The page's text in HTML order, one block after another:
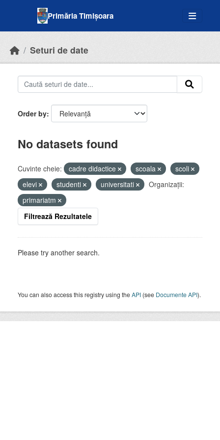
Primăria Timișoara
Seturi de date
Order by
No datasets found
Cuvinte cheie: cadre didactice scoala
scoli
elevi
studenti universitati
Organizații:
primariatm
Filtrează Rezultatele
Please try another search.
You can also access this registry using theAPI (see Documente API).